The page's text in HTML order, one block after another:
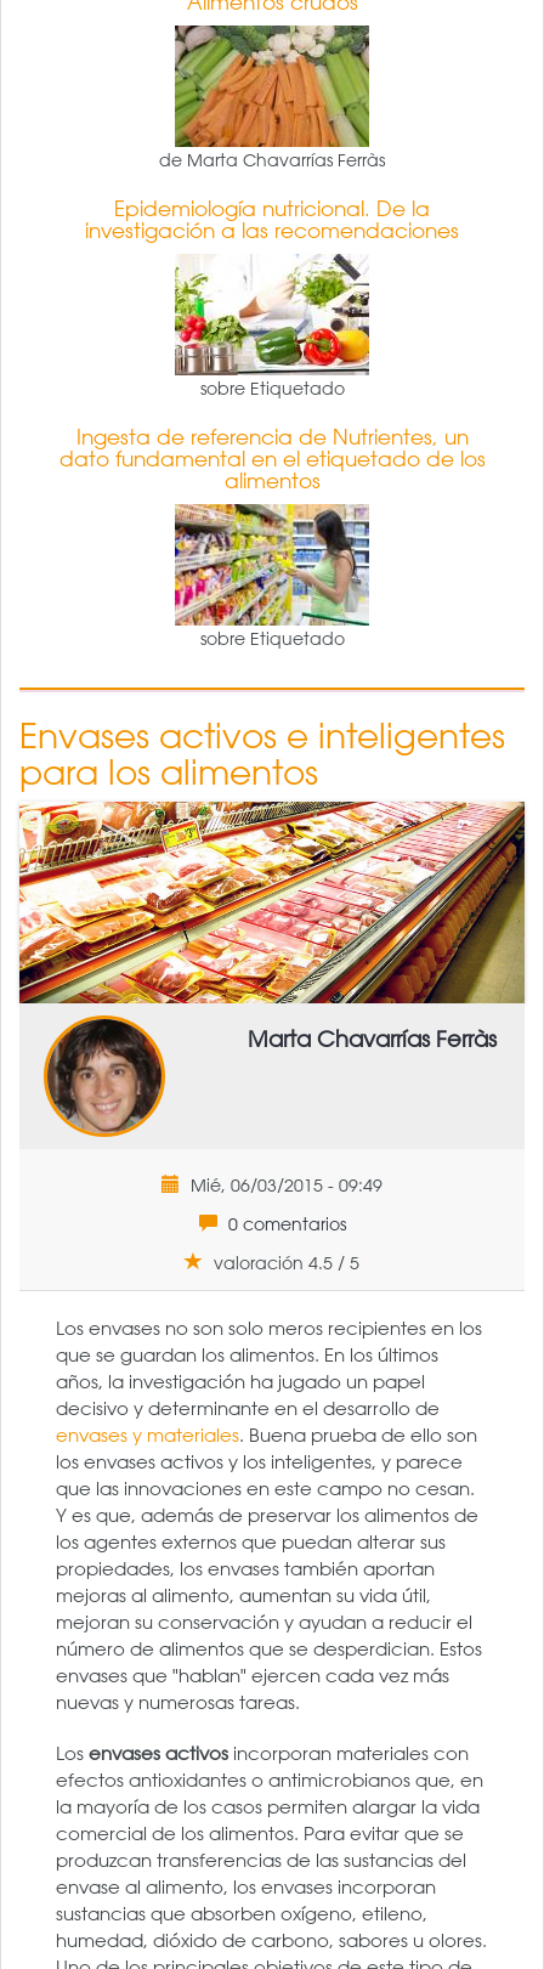
de Marta Chavarrías Ferràs
Epidemiología nutricional. De la
investigación a las recomendaciones
sobre Etiquetado
Ingesta de referencia de Nutrientes, un
dato fundamental en el etiquetado de los
alimentos
sobre Etiquetado
Envases activos e inteligentes
para los alimentos
Marta Chavarrías Ferràs
Mié, 06/03/2015 - 09:49
0 comentarios
valoración 4.5 / 5
Los envases no son solo meros recipientes en los
que se guardan los alimentos. En los últimos
años, la investigación ha jugado un papel
decisivo y determinante en el desarrollo de
envases y materiales. Buena prueba de ello son
los envases activos y los inteligentes, y parece
que las innovaciones en este campo no cesan.
Y es que, además de preservar los alimentos de
los agentes externos que puedan alterar sus
propiedades, los envases también aportan
mejoras al alimento, aumentan su vida útil,
mejoran su conservación y ayudan a reducir el
número de alimentos que se desperdician. Estos
envases que "hablan" ejercen cada vez más
nuevas y numerosas tareas.
Los envases activos incorporan materiales con
efectos antioxidantes o antimicrobianos que, en
la mayoría de los casos permiten alargar la vida
comercial de los alimentos. Para evitar que se
produzcan transferencias de las sustancias del
envase al alimento, los envases incorporan
sustancias que absorben oxígeno, etileno,
humedad, dióxido de carbono, sabores u olores.